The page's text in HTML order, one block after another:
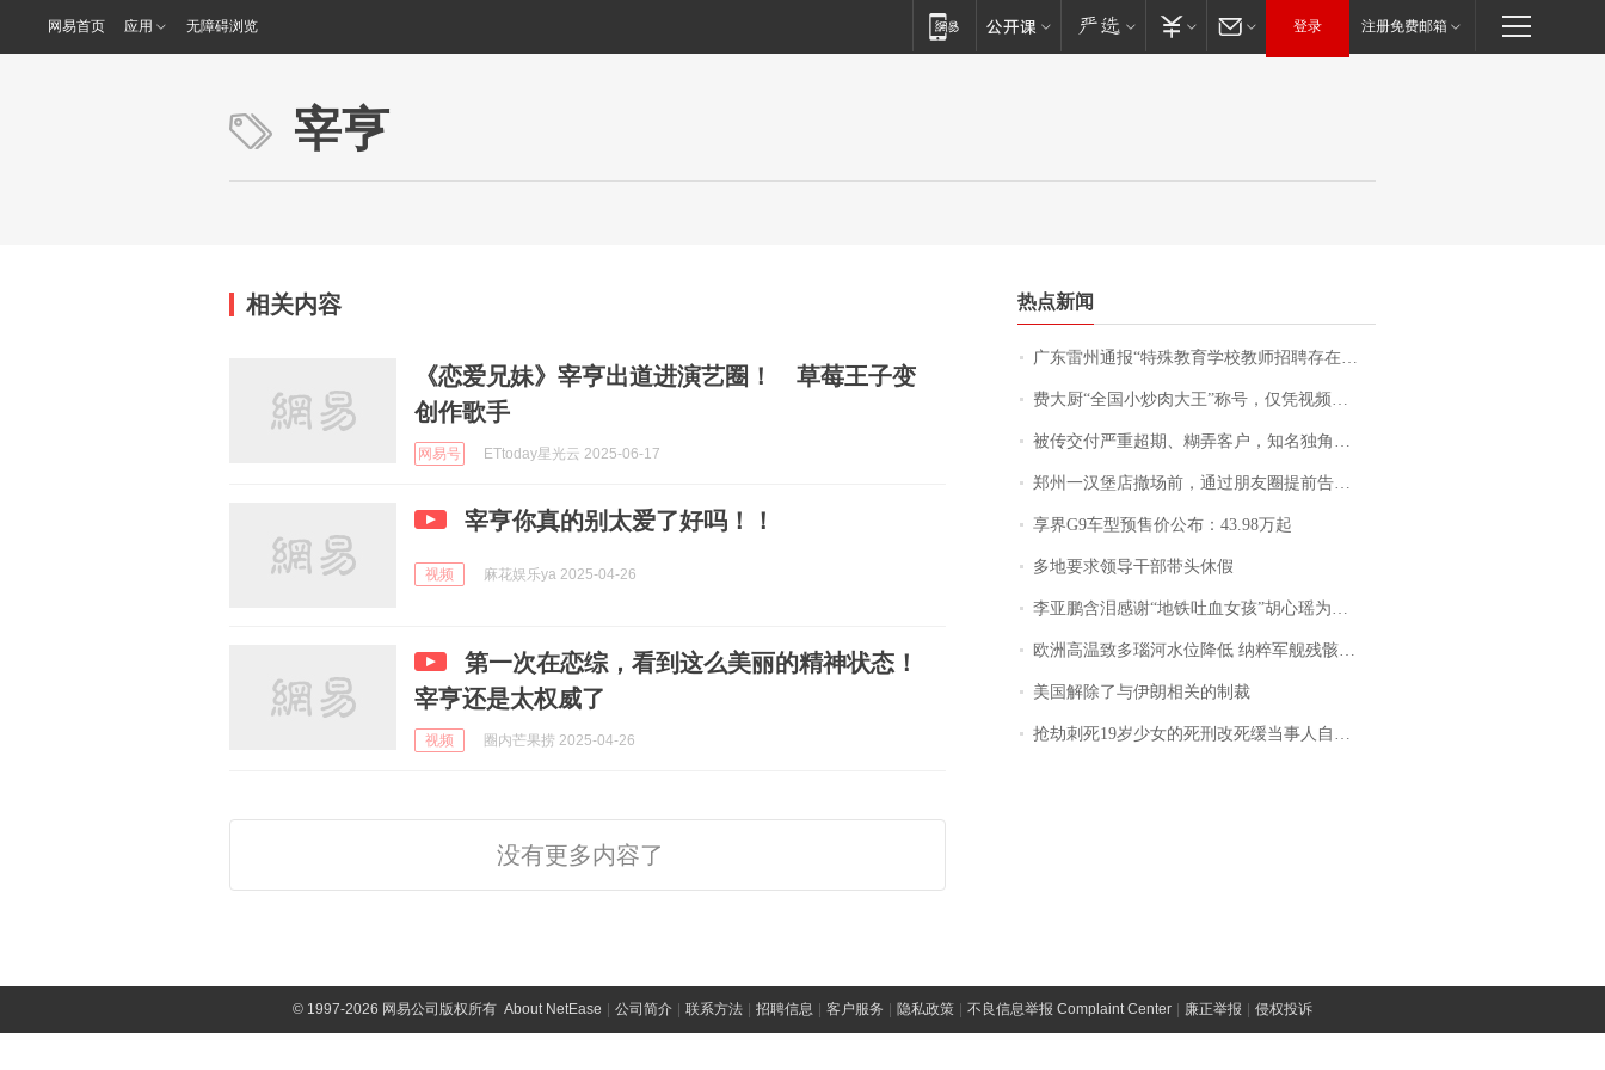
网易首页 应用 无障碍浏览 登录 注册免费邮箱
宰亨
相关内容
《恋爱兄妹》宰亨出道进演艺圈！ 草莓王子变
创作歌手
网易号 ETtoday星光云 2025-06-17
宰亨你真的别太爱了好吗！！
视频 麻花娱乐ya 2025-04-26
第一次在恋综，看到这么美丽的精神状态！
宰亨还是太权威了
视频 圈内芒果捞 2025-04-26
没有更多内容了
热点新闻
广东雷州通报“特殊教育学校教师招聘存在违规行为”：已启动问责程序 副校长被停职
费大厨“全国小炒肉大王”称号，仅凭视频评出？中国烹饪协会回应
被传交付严重超期、糊弄客户，知名独角兽车企创始人回应：都没证据，将依法采取措施，“本人长期与美国交管局保持沟通，对方表示肯定”
郑州一汉堡店撤场前，通过朋友圈提前告知逐一退费，有顾客仅剩1元也全被退回，分文不少；顾客：言而有信，让人感动
享界G9车型预售价公布：43.98万起
多地要求领导干部带头休假
李亚鹏含泪感谢“地铁吐血女孩”胡心瑶为嫣然天使捐99999元：这份捐赠太沉重，尊重其捐赠意愿，个人向胡心瑶和她的病友之家各捐赠99999元
欧洲高温致多瑙河水位降低 纳粹军舰残骸重见天日
美国解除了与伊朗相关的制裁
抢劫刺死19岁少女的死刑改死缓当事人自述：出狱11年间始终刻意躲避被害人家属
©1997-2026 网易公司版权所有 About NetEase 公司简介 联系方法 招聘信息 客户服务 隐私政策 不良信息举报 Complaint Center 廉正举报 侵权投诉